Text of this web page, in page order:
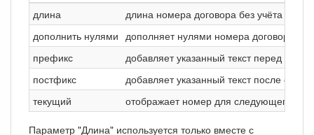
длина
длина номера договора без учёта
дополнить нулями дополняет нулями номера договора
префикс
добавляет указанный текст перед
постфикс
добавляет указанный текст после
текущий
отображает номер для следующего
Параметр "Длина" используется только вместе с